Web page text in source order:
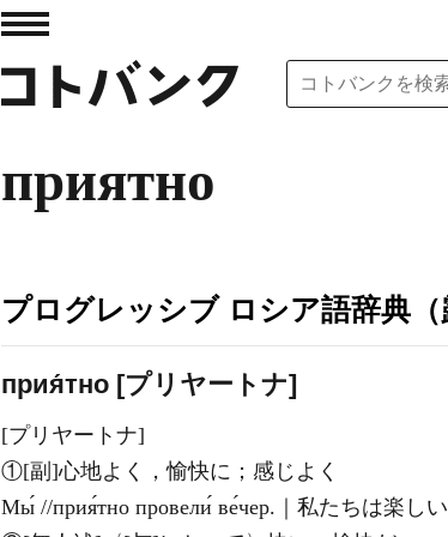
приятно
プログレッシブ ロシア語辞典（
прия́тно [プリヤートナ]
[プリヤートナ]
①[副]心地よく，愉快に；感じよく
Мы́ //прия́тно провели́ ве́чер.｜私たちは楽し